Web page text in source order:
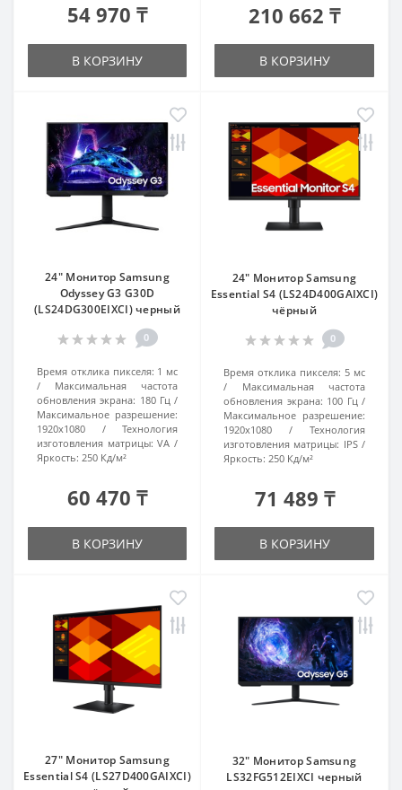
54 970 ₸
В КОРЗИНУ
210 662 ₸
В КОРЗИНУ
24" Монитор Samsung
Odyssey G3 G30D
(LS24DG300EIXCI) черный
0
Время отклика пикселя: 1 мс
Максимальная частота
обновления экрана: 180 Гц
Максимальное разрешение:
1920x1080
Технология
изготовления матрицы: VA
Яркость: 250 Кд/м²
60 470 ₸
В КОРЗИНУ
24" Монитор Samsung
Essential S4 (LS24D400GAIXCI)
чёрный
0
Время отклика пикселя: 5 мс
Максимальная частота
обновления экрана: 100 Гц
Максимальное разрешение:
1920x1080
Технология
изготовления матрицы: IPS
Яркость: 250 Кд/м²
71 489 ₸
В КОРЗИНУ
27" Монитор Samsung
Essential S4 (LS27D400GAIXCI)
32" Монитор Samsung
LS32FG512EIXCI черный